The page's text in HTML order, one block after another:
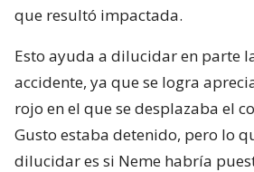
que resultó impactada.
Esto ayuda a dilucidar en parte
accidente, ya que se logra
rojo en el que se desplazaba el
Gusto estaba detenido, pero lo
dilucidar es si Neme habría